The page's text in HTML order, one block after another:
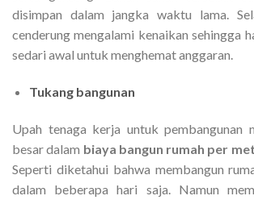
disimpan dalam jangka waktu lama.
cenderung mengalami kenaikan sehingga
sedari awal untuk menghemat anggaran.
Tukang bangunan
Upah tenaga kerja untuk pembangunan
besar dalam biaya bangun rumah per
Seperti diketahui bahwa membangun
dalam beberapa hari saja. Namun